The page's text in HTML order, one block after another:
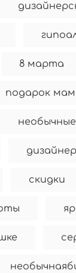
8 марта
подарок
скидки